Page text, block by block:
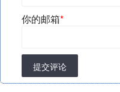
你的邮箱*
提交评论